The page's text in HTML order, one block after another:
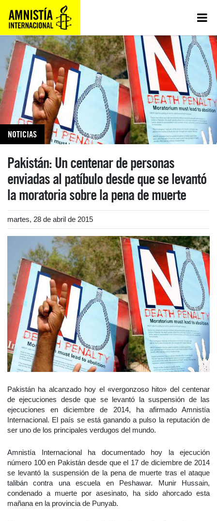
NOTICIAS
Pakistán: Un centenar de personas
enviadas al patíbulo desde que se levantó
la moratoria sobre la pena de muerte
martes, 28 de abril de 2015
Pakistán ha alcanzado hoy el «vergonzoso hito» del centenar
de ejecuciones desde que se levantó la suspensión de las
ejecuciones en diciembre de 2014, ha afirmado Amnistía
Internacional. El país se está ganando a pulso la reputación de
ser uno de los principales verdugos del mundo.
Amnistía Internacional ha documentado hoy la ejecución
número 100 en Pakistán desde que el 17 de diciembre de 2014
se levantó la suspensión de la pena de muerte tras el ataque
talibán contra una escuela en Peshawar. Munir Hussain,
condenado a muerte por asesinato, ha sido ahorcado esta
mañana en la provincia de Punyab.